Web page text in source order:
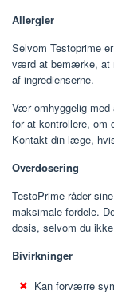
Allergier
Selvom Testoprime
værd at bemærke, at
af ingredienserne.
Vær omhyggelig
for at kontrollere, om
Kontakt din læge,
Overdosering
TestoPrime råder
maksimale fordele.
dosis, selvom du
Bivirkninger
Kan forværre